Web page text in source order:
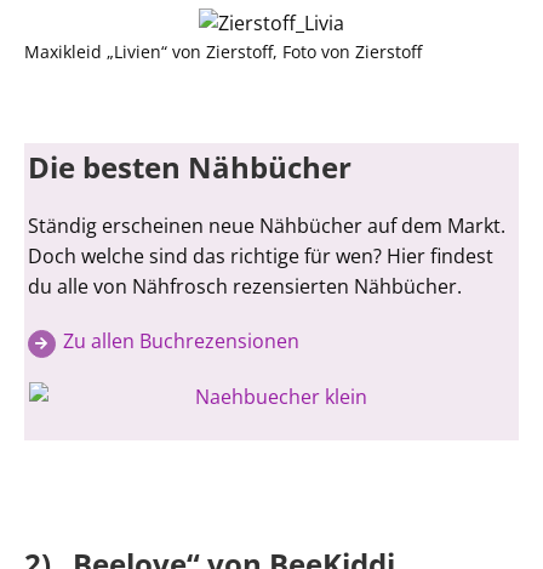
Maxikleid „Livien“ von Zierstoff, Foto von Zierstoff
Die besten Nähbücher
Ständig erscheinen neue Nähbücher auf dem Markt.
Doch welche sind das richtige für wen? Hier findest
du alle von Nähfrosch rezensierten Nähbücher.
Zu allen Buchrezensionen